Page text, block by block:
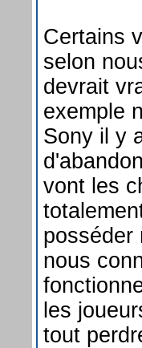
Certains
selon
devrait
exemple
Sony il y
vont les
posséder
nous
les
tout